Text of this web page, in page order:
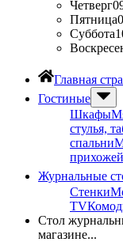
Четверг
Пятница
Суббота
Главная
Гостиные
Шкафы
стулья,
спальни
прихожей
Журнальные
Стенки
ТV
Стол
магазине...